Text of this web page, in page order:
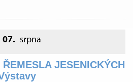
07. srpna
ŘEMESLA JESENICKÝCH